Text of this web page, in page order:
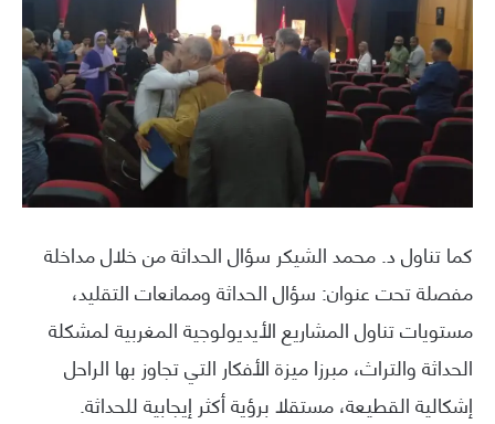
كما تناول د. محمد الشيكر سؤال الحداثة من خلال مداخلة
مفصلة تحت عنوان: سؤال الحداثة وممانعات التقليد،
مستويات تناول المشاريع الأيديولوجية المغربية لمشكلة
الحداثة والتراث، مبرزا ميزة الأفكار التي تجاوز بها الراحل
إشكالية القطيعة، مستقلا برؤية أكثر إيجابية للحداثة.